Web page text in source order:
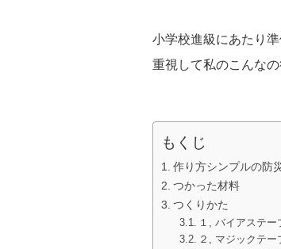
小学校進級にあたり
重視して私のこんな
もくじ
作り方シンプルの防
つかった材料
つくりかた
１, バイアステ
２, マジックテ